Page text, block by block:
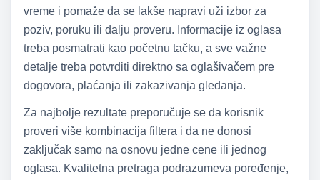
vreme i pomaže da se lakše napravi uži izbor za
poziv, poruku ili dalju proveru. Informacije iz oglasa
treba posmatrati kao početnu tačku, a sve važne
detalje treba potvrditi direktno sa oglašivačem pre
dogovora, plaćanja ili zakazivanja gledanja.
Za najbolje rezultate preporučuje se da korisnik
proveri više kombinacija filtera i da ne donosi
zaključak samo na osnovu jedne cene ili jednog
oglasa. Kvalitetna pretraga podrazumeva poređenje,